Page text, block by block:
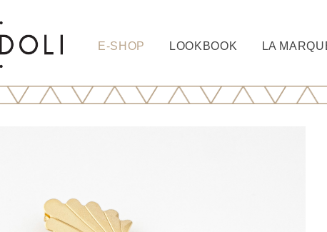
E-SHOP LOOKBOOK LA